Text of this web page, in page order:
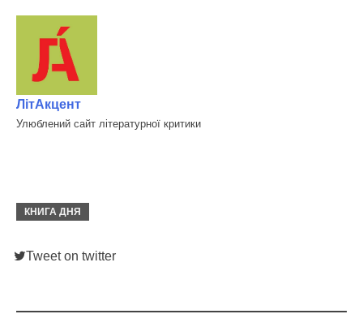
ЛітАкцент
Улюблений сайт літературної критики
КНИГА ДНЯ
Tweet on twitter